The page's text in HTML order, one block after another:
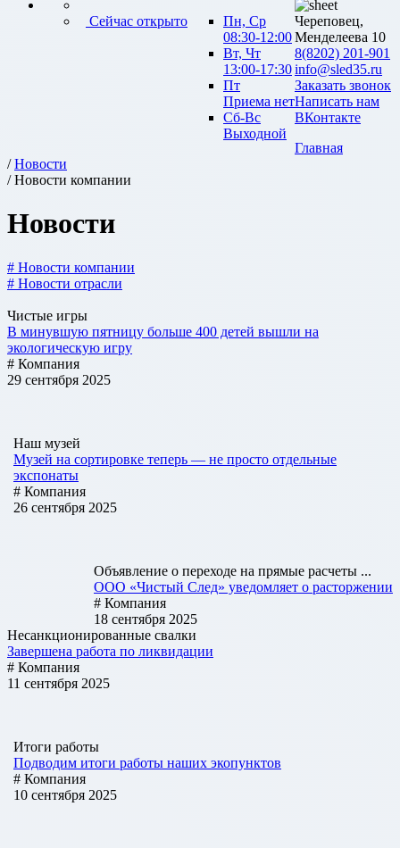
Сейчас открыто
Пн, Ср
08:30-12:00
Вт, Чт
13:00-17:30
Пт
Приема нет
Сб-Вс
Выходной
Череповец,
Менделеева 10
8(8202) 201-901
info@sled35.ru
Заказать звонок
Написать нам
ВКонтакте
Главная
/Новости
/ Новости компании
Новости
# Новости компании
# Новости отрасли
Чистые игры
В минувшую пятницу больше 400 детей вышли на
экологическую игру
# Компания
29 сентября 2025
Наш музей
Музей на сортировке теперь — не просто отдельные
экспонаты
# Компания
26 сентября 2025
Объявление о переходе на прямые расчеты ...
ООО «Чистый След» уведомляет о расторжении
# Компания
18 сентября 2025
Несанкционированные свалки
Завершена работа по ликвидации
# Компания
11 сентября 2025
Итоги работы
Подводим итоги работы наших экопунктов
# Компания
10 сентября 2025